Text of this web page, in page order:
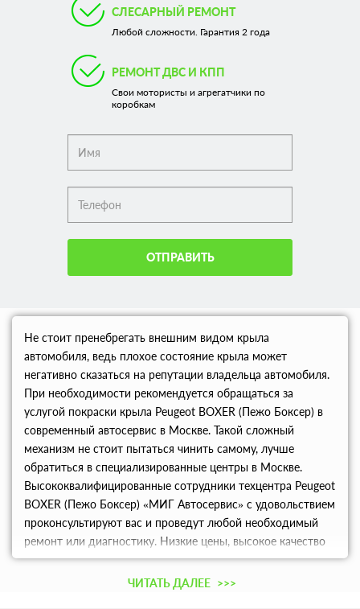
СЛЕСАРНЫЙ РЕМОНТ
Любой сложности. Гарантия 2 года
РЕМОНТ ДВС И КПП
Свои мотористы и агрегатчики по
коробкам
ОТПРАВИТЬ
Не стоит пренебрегать внешним видом крыла
автомобиля, ведь плохое состояние крыла может
негативно сказаться на репутации владельца автомобиля.
При необходимости рекомендуется обращаться за
услугой покраски крыла Peugeot BOXER (Пежо Боксер) в
современный автосервис в Москве. Такой сложный
механизм не стоит пытаться чинить самому, лучше
обратиться в специализированные центры в Москве.
Высококвалифицированные сотрудники техцентра Peugeot
BOXER (Пежо Боксер) «МИГ Автосервис» с удовольствием
проконсультируют вас и проведут любой необходимый
ремонт или диагностику. Низкие цены, высокое качество
услуг – все это порадует вас.
ЧИТАТЬ ДАЛЕЕ >>>